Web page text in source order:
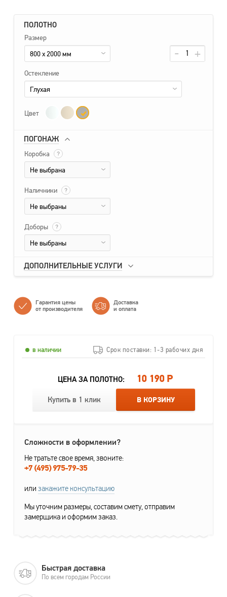
ПОЛОТНО
Размер
800 x 2000 мм
Остекление
Глухая
Цвет
ПОГОНАЖ
Коробка ?
Не выбрана
Наличники ?
Не выбраны
Доборы ?
Не выбраны
ДОПОЛНИТЕЛЬНЫЕ УСЛУГИ
Гарантия цены
от производителя
Доставка
и оплата
в наличии Срок поставки: 1-3 рабочих дня
ЦЕНА ЗА ПОЛОТНО: 10 190 Р
Купить в 1 клик В КОРЗИНУ
Сложности в оформлении?
Не тратьте свое время, звоните:
+7 (495) 975-79-35
или закажите консультацию
Мы уточним размеры, составим смету, отправим
замерщика и оформим заказ.
Быстрая доставка
По всем городам России